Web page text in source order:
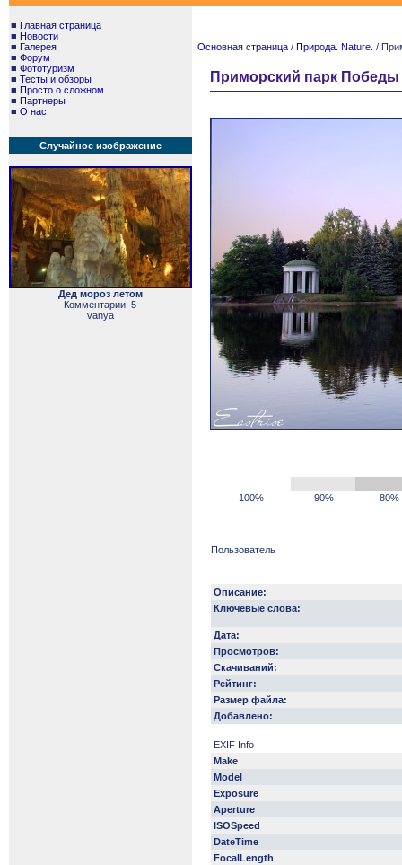
■ Главная страница
■ Новости
■ Галерея
■ Форум
■ Фототуризм
■ Тесты и обзоры
■ Просто о сложном
■ Партнеры
■ О нас
Случайное изображение
Дед мороз летом
Комментарии: 5
vanya
Основная страница / Природа. Nature. /
Приморский парк Победы
100% 90% 80%
Пользователь
Описание:
Ключевые слова:
Дата:
Просмотров:
Скачиваний:
Рейтинг:
Размер файла:
Добавлено:
EXIF Info
Make
Model
Exposure
Aperture
ISOSpeed
DateTime
FocalLength